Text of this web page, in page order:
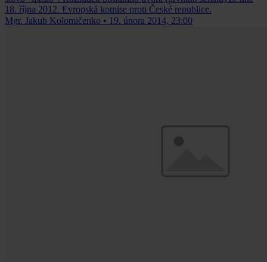
18. října 2012. Evropská komise proti České republice.
Mgr. Jakub Kolomičenko • 19. února 2014, 23:00